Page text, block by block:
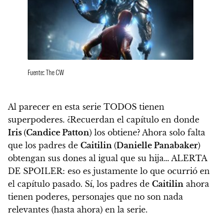
Fuente: The CW
Al parecer en esta serie TODOS tienen
superpoderes. ¿Recuerdan el capítulo en donde
Iris (Candice Patton) los obtiene? Ahora solo falta
que los padres de Caitilin (Danielle Panabaker)
obtengan sus dones al igual que su hija… ALERTA
DE SPOILER: eso es justamente lo que ocurrió en
el capítulo pasado. Sí, los padres de Caitilin ahora
tienen poderes, personajes que no son nada
relevantes (hasta ahora) en la serie.